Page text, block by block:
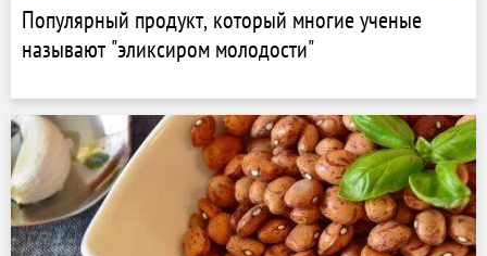
Популярный продукт, который многие ученые
называют "эликсиром молодости"